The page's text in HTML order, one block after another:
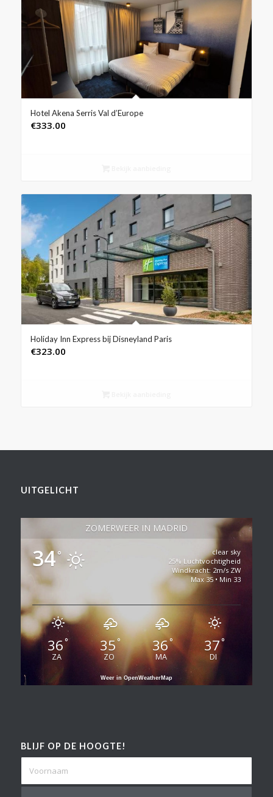
Hotel Akena Serris Val d’Europe
€333.00
Holiday Inn Express bij Disneyland Paris
€323.00
UITGELICHT
ZOMERWEER IN MADRID
34°
clear sky
25% Luchtvochtigheid
Windkracht: 2m/s ZW
Max 35 • Min 33
36°
ZA
35°
ZO
36°
MA
37°
DI
Weer in OpenWeatherMap
BLIJF OP DE HOOGTE!